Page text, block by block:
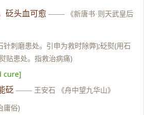
砭头血可愈 ——
《新唐书·则天武皇后
针刺磨患处。引申为救时除弊);砭熨(用石
贴患处。指救治病痛)
cure]
砭 —— 王安石 《舟中望九华山》
庸俗)